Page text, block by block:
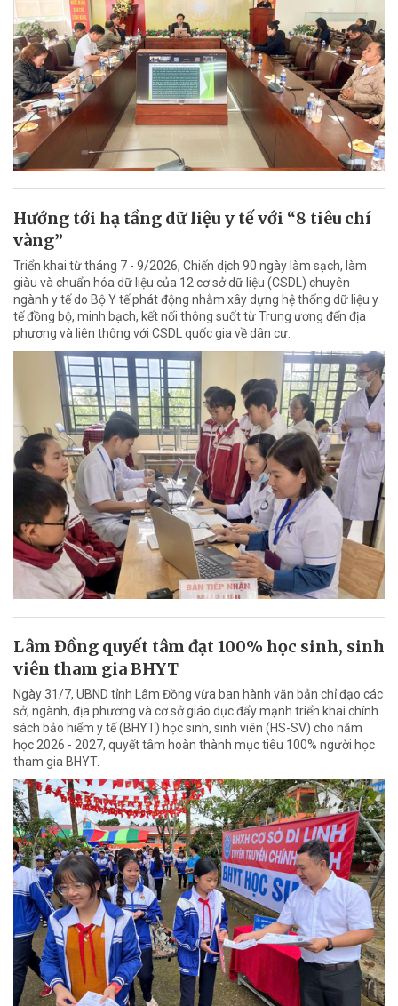
Hướng tới hạ tầng dữ liệu y tế với “8 tiêu chí
vàng”
Triển khai từ tháng 7 - 9/2026, Chiến dịch 90 ngày làm sạch, làm
giàu và chuẩn hóa dữ liệu của 12 cơ sở dữ liệu (CSDL) chuyên
ngành y tế do Bộ Y tế phát động nhằm xây dựng hệ thống dữ liệu y
tế đồng bộ, minh bạch, kết nối thông suốt từ Trung ương đến địa
phương và liên thông với CSDL quốc gia về dân cư.
Lâm Đồng quyết tâm đạt 100% học sinh, sinh
viên tham gia BHYT
Ngày 31/7, UBND tỉnh Lâm Đồng vừa ban hành văn bản chỉ đạo các
sở, ngành, địa phương và cơ sở giáo dục đẩy mạnh triển khai chính
sách bảo hiểm y tế (BHYT) học sinh, sinh viên (HS-SV) cho năm
học 2026 - 2027, quyết tâm hoàn thành mục tiêu 100% người học
tham gia BHYT.